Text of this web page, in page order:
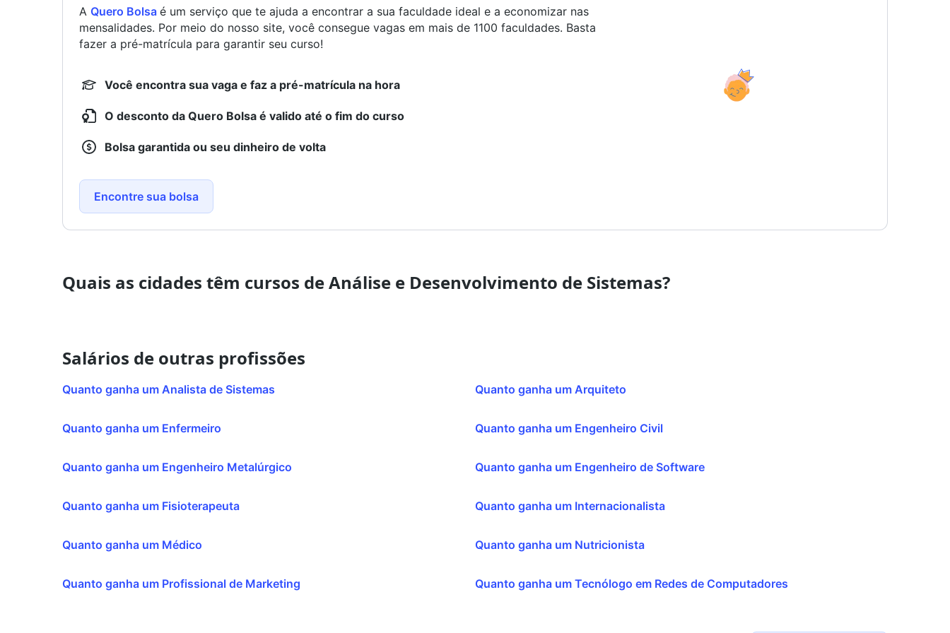
A Quero Bolsa é um serviço que te ajuda a encontrar a sua faculdade ideal e a economizar nas
mensalidades. Por meio do nosso site, você consegue vagas em mais de 1100 faculdades. Basta
fazer a pré-matrícula para garantir seu curso!
Você encontra sua vaga e faz a pré-matrícula na hora
O desconto da Quero Bolsa é valido até o fim do curso
Bolsa garantida ou seu dinheiro de volta
Encontre sua bolsa
Quais as cidades têm cursos de Análise e Desenvolvimento de Sistemas?
Salários de outras profissões
Quanto ganha um Analista de Sistemas Quanto ganha um Arquiteto
Quanto ganha um Enfermeiro Quanto ganha um Engenheiro Civil
Quanto ganha um Engenheiro Metalúrgico Quanto ganha um Engenheiro de Software
Quanto ganha um Fisioterapeuta Quanto ganha um Internacionalista
Quanto ganha um Médico Quanto ganha um Nutricionista
Quanto ganha um Profissional de Marketing Quanto ganha um Tecnólogo em Redes de Computadores